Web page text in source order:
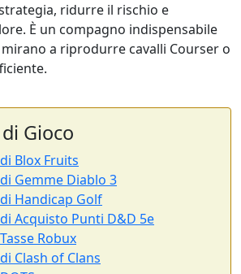
ridurre il rischio e
È un compagno indispensabile
a riprodurre cavalli Courser o
Gioco
Blox Fruits
Gemme Diablo 3
Handicap Golf
Acquisto Punti D&D 5e
Robux
Clash of Clans